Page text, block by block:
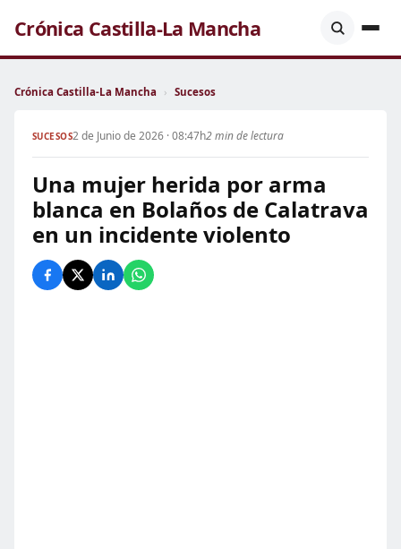
Crónica Castilla-La Mancha
Crónica Castilla-La Mancha › Sucesos
SUCESOS2 de Junio de 2026 · 08:47h2 min de lectura
Una mujer herida por arma
blanca en Bolaños de Calatrava
en un incidente violento